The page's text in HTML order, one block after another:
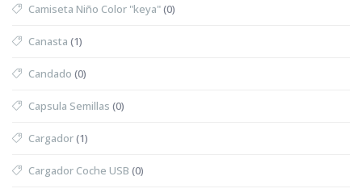
Camiseta Niño Color "keya"(0)
Canasta (1)
Candado (0)
Capsula Semillas (0)
Cargador(1)
Cargador Coche USB (0)